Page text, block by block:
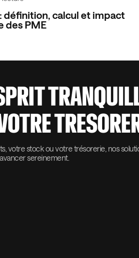
définition, calcul et impact
des PME
votre stock ou votre trésorerie, nos
sereinement.